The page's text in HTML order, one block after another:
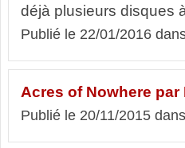
déjà plusieurs disques
Publié le 22/01/2016
Acres of Nowhere
Publié le 20/11/2015 dans